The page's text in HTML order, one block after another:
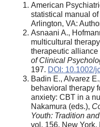
American
statistical manual
Arlington, VA:
Asnaani A.,
multicultural
therapeutic
of Clinical
197. DOI: 10.1002/
Badin E., Alvarez
behavioral therapy
anxiety: CBT in a
Nakamura (eds.),
Youth: Tradition
vol. 156. New York,